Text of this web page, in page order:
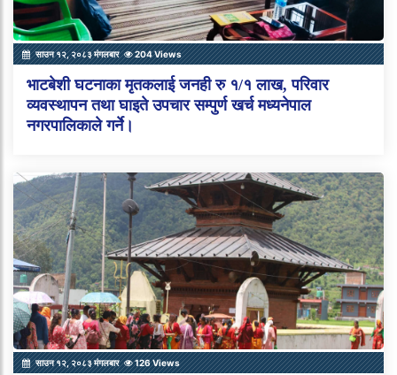
साउन १२, २०८३ मंगलबार 204 Views
भाटबेशी घटनाका मृतकलाई जनही रु १/१ लाख, परिवार
व्यवस्थापन तथा घाइते उपचार सम्पुर्ण खर्च मध्यनेपाल
नगरपालिकाले गर्ने।
साउन १२, २०८३ मंगलबार 126 Views